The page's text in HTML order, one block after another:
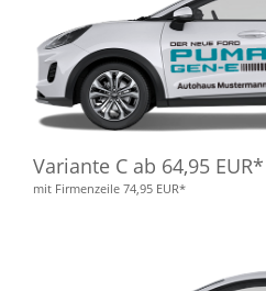
Variante C ab 64,95 EUR*
mit Firmenzeile 74,95 EUR*